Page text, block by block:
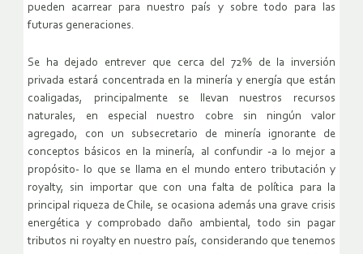
pueden acarrear para nuestro país y sobre todo para las
futuras generaciones.
Se ha dejado entrever que cerca del 72% de la inversión
privada estará concentrada en la minería y energía que están
coaligadas, principalmente se llevan nuestros recursos
naturales, en especial nuestro cobre sin ningún valor
agregado, con un subsecretario de minería ignorante de
conceptos básicos en la minería, al confundir -a lo mejor a
propósito- lo que se llama en el mundo entero tributación y
royalty, sin importar que con una falta de política para la
principal riqueza de Chile, se ocasiona además una grave crisis
energética y comprobado daño ambiental, todo sin pagar
tributos ni royalty en nuestro país, considerando que tenemos